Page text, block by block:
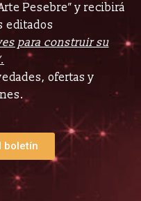
Pesebre” y recibirá
editados
para construir su
ofertas y
boletín